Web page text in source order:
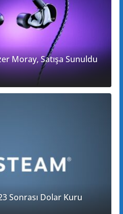
Moray, Satışa Sunuldu
Sonrası Dolar Kuru